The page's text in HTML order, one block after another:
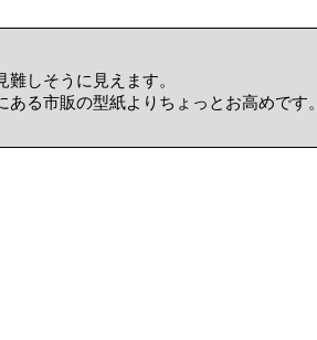
しそうに見えます。
る市販の型紙よりちょっとお高めです。